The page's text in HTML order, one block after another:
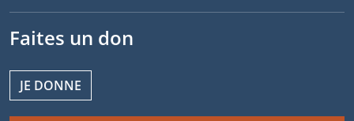
Faites un don
JE DONNE